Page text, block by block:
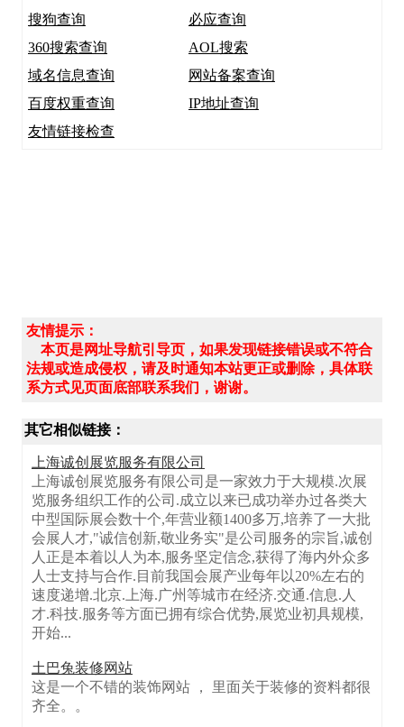
搜狗查询
必应查询
360搜索查询
AOL搜索
域名信息查询
网站备案查询
百度权重查询
IP地址查询
友情链接检查
友情提示：
本页是网址导航引导页，如果发现链接错误或不符合
法规或造成侵权，请及时通知本站更正或删除，具体联
系方式见页面底部联系我们，谢谢。
其它相似链接：
上海诚创展览服务有限公司
上海诚创展览服务有限公司是一家效力于大规模.次展
览服务组织工作的公司.成立以来已成功举办过各类大
中型国际展会数十个,年营业额1400多万,培养了一大批
会展人才,"诚信创新,敬业务实"是公司服务的宗旨,诚创
人正是本着以人为本,服务坚定信念,获得了海内外众多
人士支持与合作.目前我国会展产业每年以20%左右的
速度递增.北京.上海.广州等城市在经济.交通.信息.人
才.科技.服务等方面已拥有综合优势,展览业初具规模,
开始...
土巴兔装修网站
这是一个不错的装饰网站 ， 里面关于装修的资料都很
齐全。。